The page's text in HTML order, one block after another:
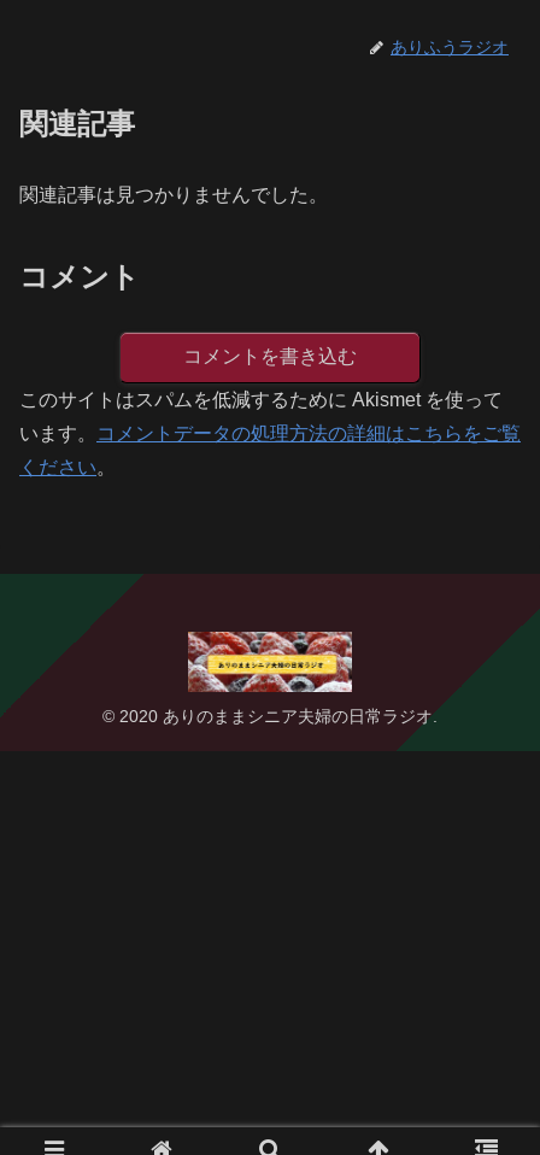
ありふうラジオ
関連記事
関連記事は見つかりませんでした。
コメント
コメントを書き込む
このサイトはスパムを低減するために Akismet を使って
います。
コメントデータの処理方法の詳細はこちらをご覧
ください。
© 2020 ありのままシニア夫婦の日常ラジオ.